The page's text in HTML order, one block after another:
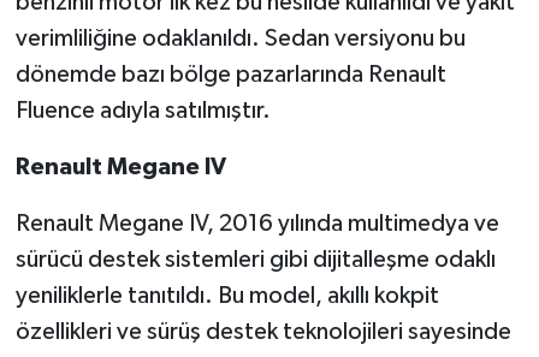
verimliliğine odaklanıldı. Sedan versiyonu bu
dönemde bazı bölge pazarlarında Renault
Fluence adıyla satılmıştır.
Renault Megane IV
Renault Megane IV, 2016 yılında multimedya ve
sürücü destek sistemleri gibi dijitalleşme odaklı
yeniliklerle tanıtıldı. Bu model, akıllı kokpit
özellikleri ve sürüş destek teknolojileri sayesinde